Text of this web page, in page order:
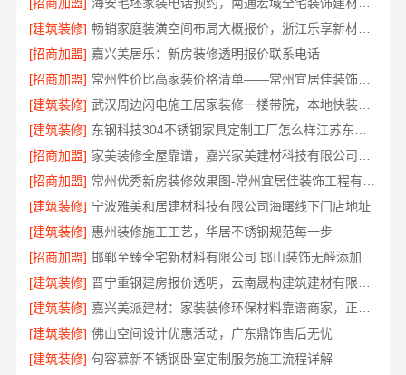
[建筑装修]
畅销家庭装潢空间布局大概报价，浙江乐享新材料有限公司透明报价
[招商加盟] 嘉兴美居乐：新房装修透明报价联系电话
[招商加盟]
常州性价比高家装价格清单——常州宜居佳装饰工程有限公司分享
[建筑装修]
武汉周边闪电施工居家装修一楼带院，本地快装（湖北）科技有限公司
[建筑装修]
[招商加盟]
[招商加盟]
[建筑装修] 宁波雅美和居建材科技有限公司海曙线下门店地址
[建筑装修] 惠州装修施工工艺，华居不锈钢规范每一步
[招商加盟] 邯郸至臻全宅新材料有限公司 邯山装饰无醛添加
[建筑装修]
[建筑装修]
[建筑装修] 佛山空间设计优惠活动，广东鼎饰售后无忧
[建筑装修] 句容慕新不锈钢卧室定制服务施工流程详解